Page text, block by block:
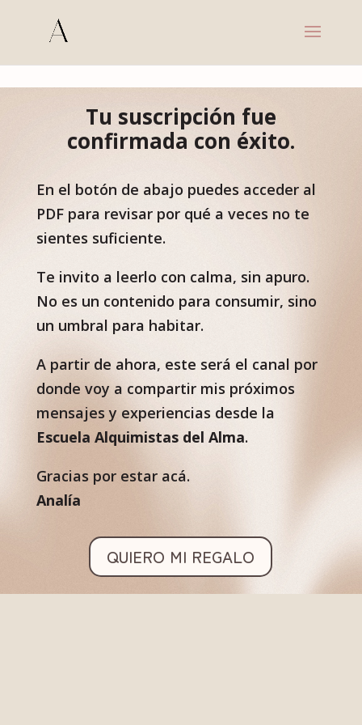
Tu suscripción fue
confirmada con éxito.
En el botón de abajo puedes acceder al
PDF para revisar por qué a veces no te
sientes suficiente.
Te invito a leerlo con calma, sin apuro.
No es un contenido para consumir, sino
un umbral para habitar.
A partir de ahora, este será el canal por
donde voy a compartir mis próximos
mensajes y experiencias desde la
Escuela Alquimistas del Alma.
Gracias por estar acá.
Analía
QUIERO MI REGALO